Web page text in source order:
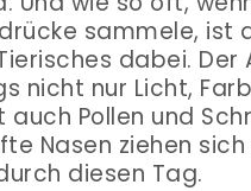
sammele, ist
dabei. Der
nicht nur Licht,
auch Pollen und
Nasen ziehen
diesen Tag.